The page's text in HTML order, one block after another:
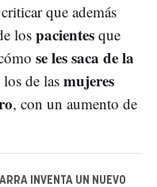
que además
los pacientes que
se les saca de la
de las mujeres
, con un aumento de
INVENTA UN NUEVO